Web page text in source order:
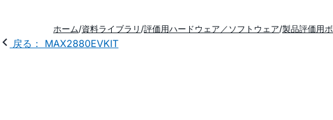
ホーム 資料ライブラリ 評価用ハードウェア／ソフトウェア 製品評価用
戻る： MAX2880EVKIT